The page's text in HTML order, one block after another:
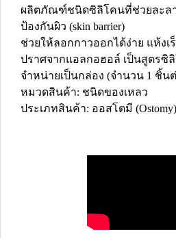
ผลิตภัณฑ์ชนิดซิลิโคนที่ช่วยละล
ป้องกันผิว (skin barrier)
ช่วยให้ลอกกาวออกได้ง่าย แห้งเ
ปราศจากแอลกอฮอล์ เป็นสูตรซิ
จำหน่ายเป็นกล่อง (จำนวน 1 ชิ้น
หมวดสินค้า: ชนิดของเหลว
ประเภทสินค้า: ออสโตมี (Ostomy)